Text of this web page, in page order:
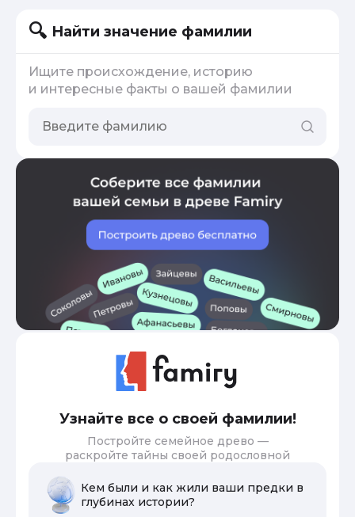
Найти значение фамилии
Ищите происхождение, историю
и интересные факты о вашей фамилии
Узнайте все о своей фамилии!
Постройте семейное древо —
раскройте тайны своей родословной
Кем были и как жили ваши предки в
глубинах истории?